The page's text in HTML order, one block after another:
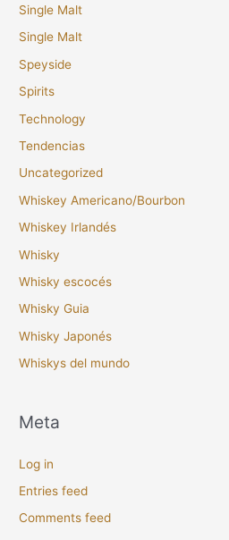
Single Malt
Single Malt
Speyside
Spirits
Technology
Tendencias
Uncategorized
Whiskey Americano/Bourbon
Whiskey Irlandés
Whisky
Whisky escocés
Whisky Guia
Whisky Japonés
Whiskys del mundo
Meta
Log in
Entries feed
Comments feed